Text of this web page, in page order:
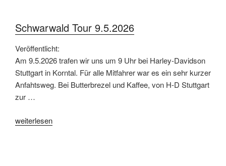
Schwarwald Tour 9.5.2026
Veröffentlicht:
Am 9.5.2026 trafen wir uns um 9 Uhr bei Harley-Davidson
Stuttgart in Korntal. Für alle Mitfahrer war es ein sehr kurzer
Anfahtsweg. Bei Butterbrezel und Kaffee, von H-D Stuttgart
zur …
„Schwarwald
weiterlesen